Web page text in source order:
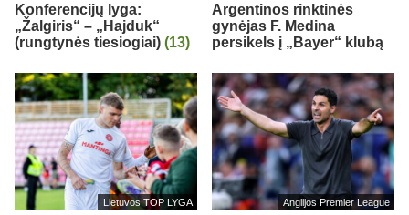
Konferencijų lyga:
„Žalgiris“ – „Hajduk“
(rungtynės tiesiogiai) (13)
Argentinos rinktinės
gynėjas F. Medina
persikels į „Bayer“ klubą
Lietuvos TOP LYGA Anglijos Premier League